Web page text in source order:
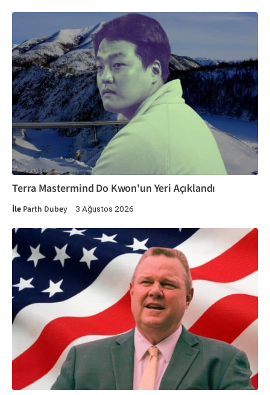
Terra Mastermind Do Kwon'un Yeri Açıklandı
İle Parth Dubey 3 Ağustos 2026